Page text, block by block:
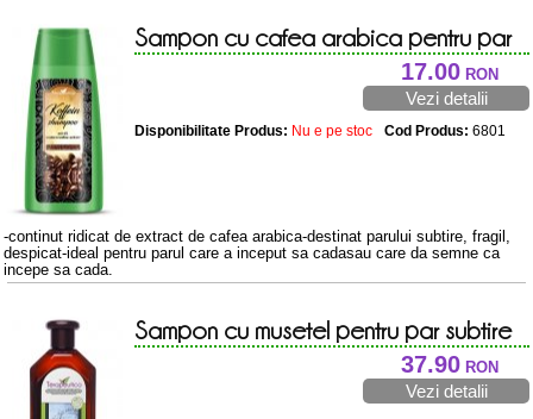
Sampon cu cafea arabica pentru par
subtire si predispus caderii 200ml
17.00RON
Vezi detalii
Disponibilitate Produs: Nu e pe stoc Cod Produs: 6801
-continut ridicat de extract de cafea arabica-destinat parului subtire, fragil,
despicat-ideal pentru parul care a inceput sa cadasau care da semne ca
incepe sa cada.
Sampon cu musetel pentru par subtire
37.90RON
Vezi detalii